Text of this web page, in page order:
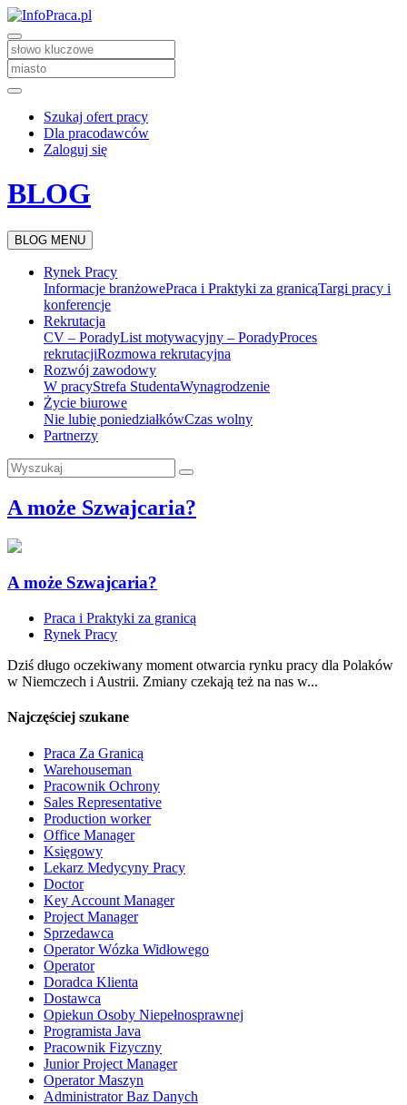
Szukaj ofert pracy
Dla pracodawców
Zaloguj się
BLOG
BLOG MENU
Rynek Pracy
Informacje branżowePraca i Praktyki za granicąTargi pracy i
konferencje
Rekrutacja
CV – PoradyList motywacyjny – PoradyProces
rekrutacjiRozmowa rekrutacyjna
Rozwój zawodowy
W pracyStrefa StudentaWynagrodzenie
Życie biurowe
Nie lubię poniedziałkówCzas wolny
Partnerzy
A może Szwajcaria?
A może Szwajcaria?
Praca i Praktyki za granicą
Rynek Pracy
Dziś długo oczekiwany moment otwarcia rynku pracy dla Polaków
w Niemczech i Austrii. Zmiany czekają też na nas w...
Najczęściej szukane
Praca Za Granicą
Warehouseman
Pracownik Ochrony
Sales Representative
Production worker
Office Manager
Księgowy
Lekarz Medycyny Pracy
Doctor
Key Account Manager
Project Manager
Sprzedawca
Operator Wózka Widłowego
Operator
Doradca Klienta
Dostawca
Opiekun Osoby Niepełnosprawnej
Programista Java
Pracownik Fizyczny
Junior Project Manager
Operator Maszyn
Administrator Baz Danych